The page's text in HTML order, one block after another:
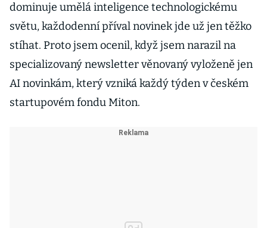
dominuje umělá inteligence technologickému
světu, každodenní příval novinek jde už jen těžko
stíhat. Proto jsem ocenil, když jsem narazil na
specializovaný newsletter věnovaný vyloženě jen
AI novinkám, který vzniká každý týden v českém
startupovém fondu Miton.